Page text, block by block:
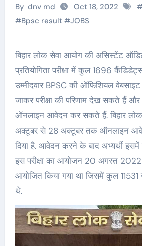
By dnv md Oct 18, 2022
#Bpsc result#JOBS
बिहार लोक सेवा आयोग की असिस्टेंट ऑडिट अफसर पीटी
प्रतियोगिता परीक्षा में कुल 1696
उम्मीदवार BPSC की ऑफिशियल वेबसाइट
जाकर परीक्षा की परिणाम देख सकते हैं
ऑनलाइन आवेदन कर सकते हैं. बिहार
अक्टूबर से 28 अक्टूबर तक ऑनलाइन
दिया है. आवेदन करने के बाद अभ्यर्थी
इस परीक्षा का आयोजन 20 अगस्त
आयोजित किया गया था जिसमें कुल 11531
थे.